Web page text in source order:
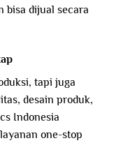
bisa dijual secara
tapi juga
desain produk,
Indonesia
one-stop